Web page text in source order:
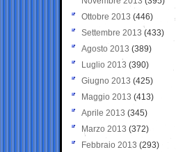
Ottobre 2013 (446)
Settembre 2013 (433)
Agosto 2013 (389)
Luglio 2013 (390)
Giugno 2013 (425)
Maggio 2013 (413)
Aprile 2013 (345)
Marzo 2013 (372)
Febbraio 2013 (293)